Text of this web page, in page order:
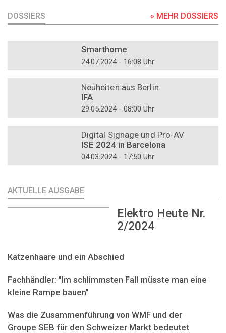
DOSSIERS » MEHR DOSSIERS
Smarthome
24.07.2024 - 16:08 Uhr
Neuheiten aus Berlin
IFA
29.05.2024 - 08:00 Uhr
Digital Signage und Pro-AV
ISE 2024 in Barcelona
04.03.2024 - 17:50 Uhr
AKTUELLE AUSGABE
Elektro Heute Nr.
2/2024
Katzenhaare und ein Abschied
Fachhändler: "Im schlimmsten Fall müsste man eine
kleine Rampe bauen"
Was die Zusammenführung von WMF und der
Groupe SEB für den Schweizer Markt bedeutet